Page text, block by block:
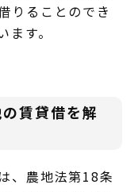
りることのでき
す。
賃貸借を解
、農地法第18条